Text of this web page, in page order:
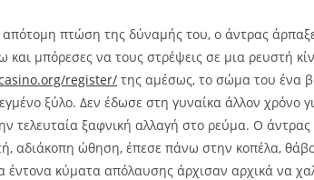
πτώση της δύναμής του, ο άντρας
και μπόρεσες να τους στρέψεις σε μια ρευστή
register/ της αμέσως, το σώμα του ένα
ξύλο. Δεν έδωσε στη γυναίκα άλλον χρόνο
τελευταία ξαφνική αλλαγή στο ρεύμα. Ο
αδιάκοπη ώθηση, έπεσε πάνω στην κοπέλα,
έντονα κύματα απόλαυσης άρχισαν αρχικά να